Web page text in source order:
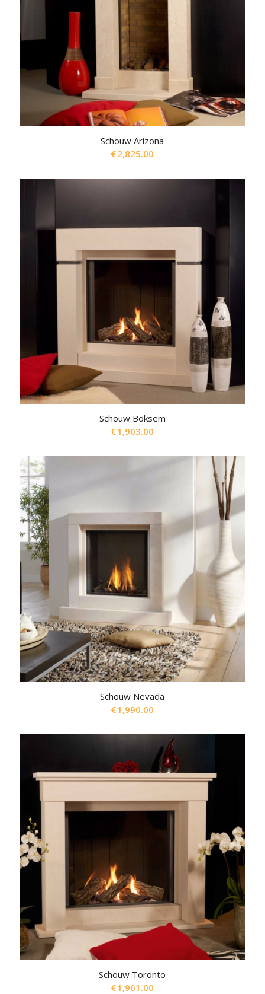
Schouw Arizona
€2,825.00
Schouw Boksem
€1,903.00
Schouw Nevada
€1,990.00
Schouw Toronto
€1,961.00